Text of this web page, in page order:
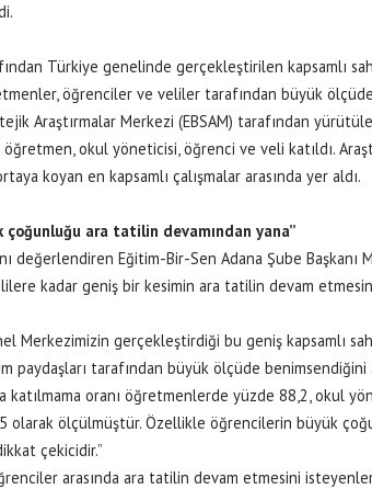
Türkiye genelinde gerçekleştirilen kapsamlı
öğrenciler ve veliler tarafından büyük
Araştırmalar Merkezi (EBSAM) tarafından
okul yöneticisi, öğrenci ve veli katıldı.
koyan en kapsamlı çalışmalar arasında yer aldı.
çoğunluğu ara tatilin devamından yana”
değerlendiren Eğitim-Bir-Sen Adana Şube Başkanı
kadar geniş bir kesimin ara tatilin devam
Merkezimizin gerçekleştirdiği bu geniş kapsamlı
paydaşları tarafından büyük ölçüde benimsendiğini
katılmama oranı öğretmenlerde yüzde 88,2, okul
olarak ölçülmüştür. Özellikle öğrencilerin büyük
çekicidir.”
arasında ara tatilin devam etmesini